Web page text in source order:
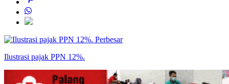
Perbesar
Ilustrasi pajak PPN 12%.